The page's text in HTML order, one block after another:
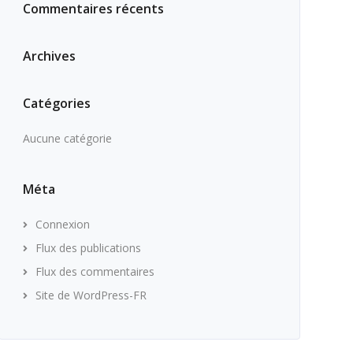
Commentaires récents
Archives
Catégories
Aucune catégorie
Méta
Connexion
Flux des publications
Flux des commentaires
Site de WordPress-FR